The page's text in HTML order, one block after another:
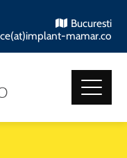
Bucuresti
mamar.co